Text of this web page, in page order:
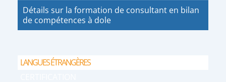
Détails sur la formation de consultant en bilan
de compétences à dole
LANGUES ÉTRANGÈRES